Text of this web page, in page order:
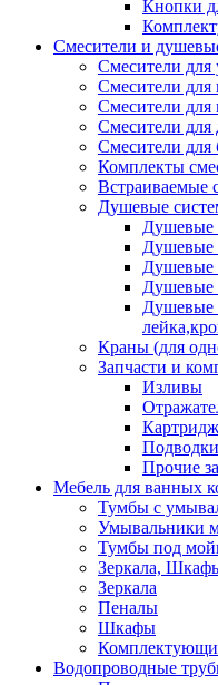
Кнопки
Смесители и
Смесители для
Смесители для
Смесители для
Смесители
Смесители для
Комплекты
Встраиваемые
Душевые
Душевые
Душевые
Душевые
Душевые
Душевые
Краны (для
Запчасти и
Изливы
Прочие
Мебель для ванных
Тумбы с
Умывальники
Тумбы под
Зеркала,
Зеркала
Пеналы
Шкафы
Водопроводные